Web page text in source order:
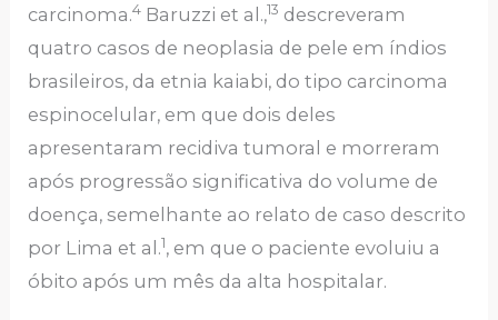
carcinoma.4 Baruzzi et al.,13 descreveram
quatro casos de neoplasia de pele em índios
brasileiros, da etnia kaiabi, do tipo carcinoma
espinocelular, em que dois deles
apresentaram recidiva tumoral e morreram
após progressão significativa do volume de
doença, semelhante ao relato de caso descrito
por Lima et al.1, em que o paciente evoluiu a
óbito após um mês da alta hospitalar.